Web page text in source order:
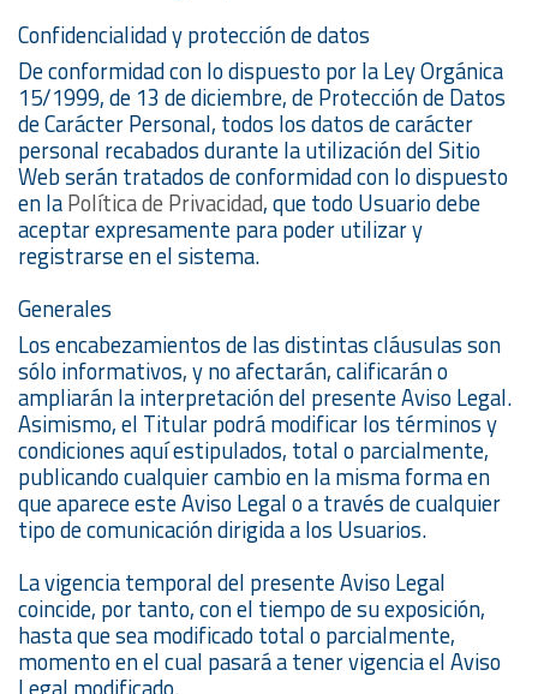
Confidencialidad y protección de datos
De conformidad con lo dispuesto por la Ley Orgánica
15/1999, de 13 de diciembre, de Protección de Datos
de Carácter Personal, todos los datos de carácter
personal recabados durante la utilización del Sitio
Web serán tratados de conformidad con lo dispuesto
en laPolítica de Privacidad, que todo Usuario debe
aceptar expresamente para poder utilizar y
registrarse en el sistema.
Generales
Los encabezamientos de las distintas cláusulas son
sólo informativos, y no afectarán, calificarán o
ampliarán la interpretación del presente Aviso Legal.
Asimismo, el Titular podrá modificar los términos y
condiciones aquí estipulados, total o parcialmente,
publicando cualquier cambio en la misma forma en
que aparece este Aviso Legal o a través de cualquier
tipo de comunicación dirigida a los Usuarios.
La vigencia temporal del presente Aviso Legal
coincide, por tanto, con el tiempo de su exposición,
hasta que sea modificado total o parcialmente,
momento en el cual pasará a tener vigencia el Aviso